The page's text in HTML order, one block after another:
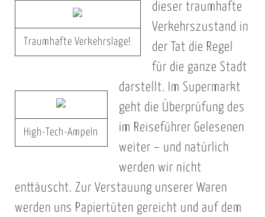
Traumhafte Verkehrslage!
High-Tech-Ampeln
dieser traumhafte
Verkehrszustand in
der Tat die Regel
für die ganze Stadt
darstellt. Im Supermarkt
geht die Überprüfung des
im Reiseführer Gelesenen
weiter – und natürlich
werden wir nicht
enttäuscht. Zur Verstauung unserer Waren
werden uns Papiertüten gereicht und auf dem